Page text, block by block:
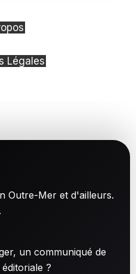
Légales
Outre-Mer et d'ailleurs.
un communiqué de
?